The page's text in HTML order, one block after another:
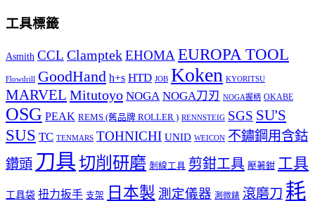
工具標籤
Asmith CCL ClamptekEHOMA EUROPA TOOL
Flowdrill GoodHand h+s HTD JOB Koken KYORITSU
MARVEL Mitutoyo NOGA NOGA刀刃 NOGA握柄 OKABE
OSG PEAK REMS (舊品牌 ROLLER ) RENNSTEIG SGS SU'S
SUS TC TENMARS TOHNICHI UNID WEICON 不鏽鋼用含鈷
鑽頭 刀具切削研磨 剝線工具 剪鉗工具 壓著鉗 工具
工具袋 扭力扳手 支架 日本製 測定儀器 測微錶 滾磨刀 耗